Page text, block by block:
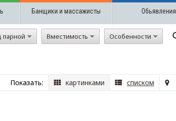
Банщики и массажисты Обьявления
парной Вместимость Особенности
Показать: картинками списком